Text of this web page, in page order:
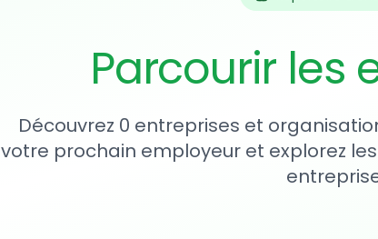
Parcourir les
Découvrez 0 entreprises et
votre prochain employeur et explorez